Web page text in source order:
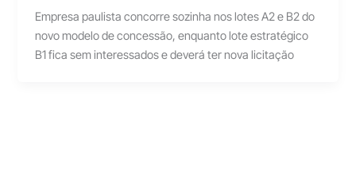
Empresa paulista concorre sozinha nos lotes A2 e B2 do
novo modelo de concessão, enquanto lote estratégico
B1 fica sem interessados e deverá ter nova licitação